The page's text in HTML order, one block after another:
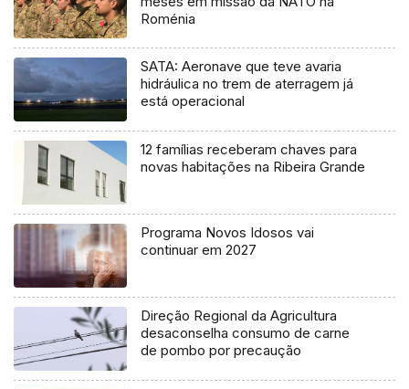
Roménia
SATA: Aeronave que teve avaria
hidráulica no trem de aterragem já
está operacional
12 famílias receberam chaves para
novas habitações na Ribeira Grande
Programa Novos Idosos vai
continuar em 2027
Direção Regional da Agricultura
desaconselha consumo de carne
de pombo por precaução